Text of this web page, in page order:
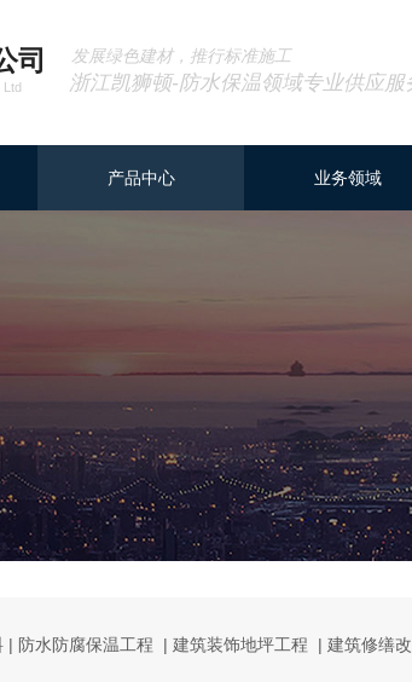
发展绿色建材，推行标准施工
浙江凯狮顿-防水保温领域专业供应服
Ltd
司
产品中心 业务领域
防水防腐保温工程 | 建筑装饰地坪工程 | 建筑修缮